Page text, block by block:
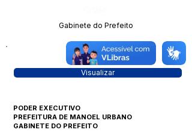
Gabinete do Prefeito
Visualizar
PODER EXECUTIVO
PREFEITURA DE MANOEL URBANO
GABINETE DO PREFEITO